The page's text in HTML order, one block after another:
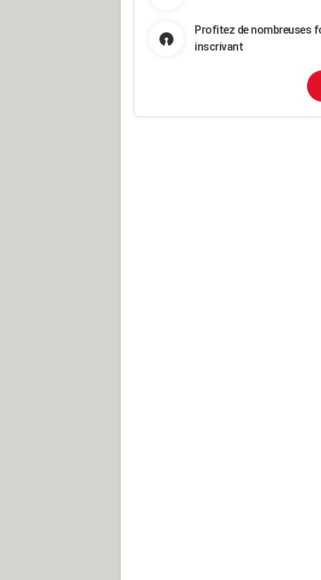
Profitez de nombreuses
inscrivant